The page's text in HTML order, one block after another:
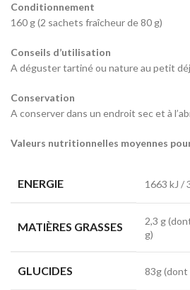
Conditionnement
160 g (2 sachets fraîcheur de 80 g)
Conseils d’utilisation
A déguster tartiné ou nature au petit
Conservation
A conserver dans un endroit sec et à
Valeurs nutritionnelles moyennes
ENERGIE 1663 kJ /
MATIÈRES GRASSES
2,3 g
g)
GLUCIDES 83g (dont